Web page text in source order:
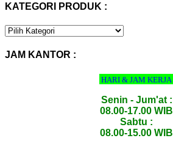
KATEGORI PRODUK :
KATEGORI
JAM KANTOR :
HARI & JAM KERJA
Senin - Jum'at :
08.00-17.00 WIB
Sabtu :
08.00-15.00 WIB